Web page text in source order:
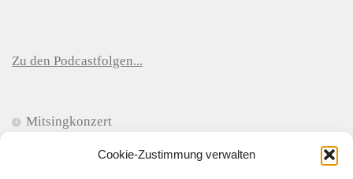
Cookie-Zustimmung verwalten
Zu den Podcastfolgen...
Mitsingkonzert